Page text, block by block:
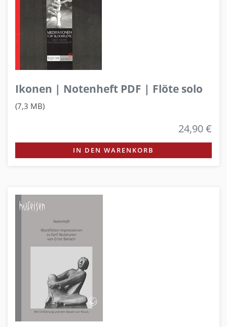
Ikonen | Notenheft PDF | Flöte solo
(7,3 MB)
24,90 €
IN DEN WARENKORB